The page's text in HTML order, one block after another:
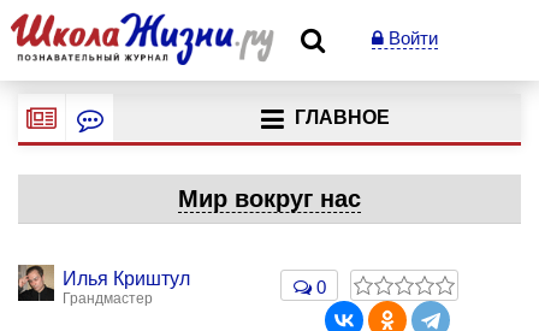
Войти
ГЛАВНОЕ
Мир вокруг нас
Илья Криштул
Грандмастер
0